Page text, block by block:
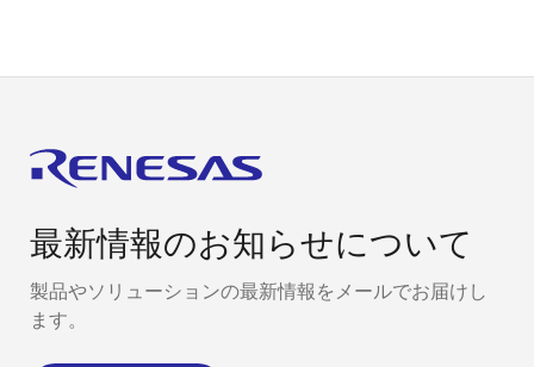
最新情報のお知らせについて
製品やソリューションの最新情報をメールでお届けし
ます。